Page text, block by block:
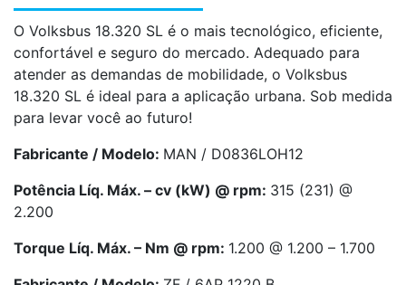
O Volksbus 18.320 SL é o mais tecnológico, eficiente,
confortável e seguro do mercado. Adequado para
atender as demandas de mobilidade, o Volksbus
18.320 SL é ideal para a aplicação urbana. Sob medida
para levar você ao futuro!
Fabricante / Modelo: MAN / D0836LOH12
Potência Líq. Máx. – cv (kW) @ rpm: 315 (231) @
2.200
Torque Líq. Máx. – Nm @ rpm: 1.200 @ 1.200 – 1.700